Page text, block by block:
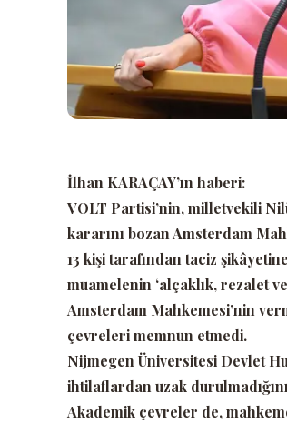
İlhan KARAÇAY’ın haberi:
VOLT Partisi’nin, milletvekili
kararını bozan Amsterdam
13 kişi tarafından taciz
muamelenin ‘alçaklık, rezalet
Amsterdam Mahkemesi’nin
çevreleri memnun etmedi.
Nijmegen Üniversitesi Devlet
ihtilaflardan uzak
Akademik çevreler de,